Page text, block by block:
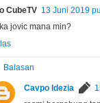
CubeTV 13 Juni 2019
jovic mana min?
Balasan
Cavpo Idezia